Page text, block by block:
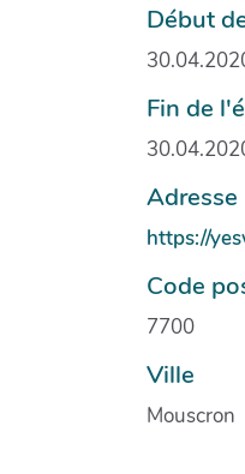
Début
Fin de
Adresse
https://
Code
7700
Ville
Mouscron